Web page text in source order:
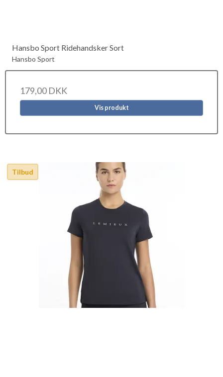
Hansbo Sport Ridehandsker Sort
Hansbo Sport
179,00 DKK
Vis produkt
Tilbud